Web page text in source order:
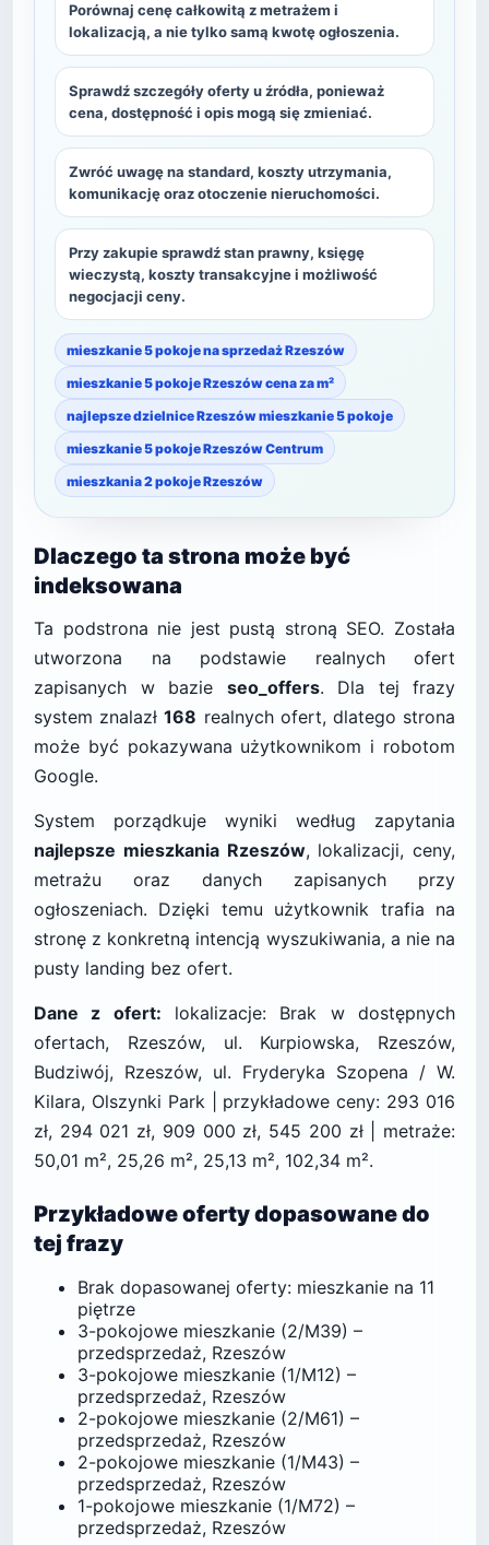
Porównaj cenę całkowitą z metrażem i
lokalizacją, a nie tylko samą kwotę ogłoszenia.
Sprawdź szczegóły oferty u źródła, ponieważ
cena, dostępność i opis mogą się zmieniać.
Zwróć uwagę na standard, koszty utrzymania,
komunikację oraz otoczenie nieruchomości.
Przy zakupie sprawdź stan prawny, księgę
wieczystą, koszty transakcyjne i możliwość
negocjacji ceny.
mieszkanie 5 pokoje na sprzedaż Rzeszów
mieszkanie 5 pokoje Rzeszów cena za m²
najlepsze dzielnice Rzeszów mieszkanie 5 pokoje
mieszkanie 5 pokoje Rzeszów Centrum
mieszkania 2 pokoje Rzeszów
Dlaczego ta strona może być
indeksowana
Ta podstrona nie jest pustą stroną SEO. Została
utworzona na podstawie realnych ofert
zapisanych w bazie seo_offers. Dla tej frazy
system znalazł168 realnych ofert, dlatego strona
może być pokazywana użytkownikom i robotom
Google.
System porządkuje wyniki według zapytania
najlepsze mieszkania Rzeszów, lokalizacji, ceny,
metrażu oraz danych zapisanych przy
ogłoszeniach. Dzięki temu użytkownik trafia na
stronę z konkretną intencją wyszukiwania, a nie na
pusty landing bez ofert.
Dane z ofert: lokalizacje: Brak w dostępnych
ofertach, Rzeszów, ul. Kurpiowska, Rzeszów,
Budziwój, Rzeszów, ul. Fryderyka Szopena / W.
Kilara, Olszynki Park | przykładowe ceny: 293 016
zł, 294 021 zł, 909 000 zł, 545 200 zł | metraże:
50,01 m², 25,26 m², 25,13 m², 102,34 m².
Przykładowe oferty dopasowane do
tej frazy
Brak dopasowanej oferty: mieszkanie na 11
piętrze
3-pokojowe mieszkanie (2/M39) –
przedsprzedaż, Rzeszów
3-pokojowe mieszkanie (1/M12) –
przedsprzedaż, Rzeszów
2-pokojowe mieszkanie (2/M61) –
przedsprzedaż, Rzeszów
2-pokojowe mieszkanie (1/M43) –
przedsprzedaż, Rzeszów
1-pokojowe mieszkanie (1/M72) –
przedsprzedaż, Rzeszów